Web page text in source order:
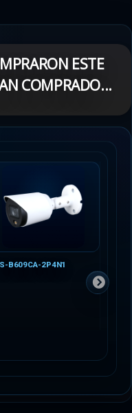
ESTE
COMPRADO...
B609CA-2P4N1